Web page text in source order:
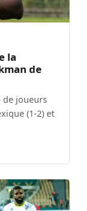
la
de
de joueurs
(1-2) et